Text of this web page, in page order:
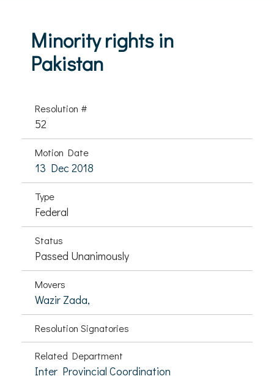
Minority rights in
Pakistan
Resolution #
52
Motion Date
13 Dec 2018
Type
Federal
Status
Passed Unanimously
Movers
Wazir Zada,
Resolution Signatories
Related Department
Inter Provincial Coordination